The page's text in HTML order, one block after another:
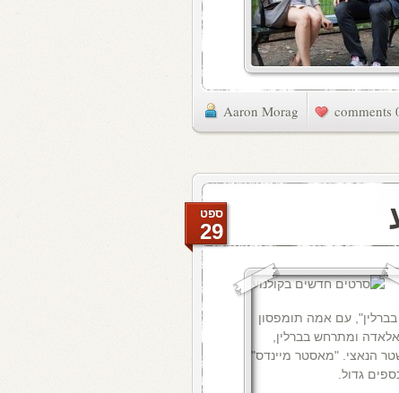
Aaron Morag 0
ספט
29
בברלין", עם אמה תומפסון
ומתרחש בברלין,
הנאצי. "מאסטר מיינדס"
גדול.